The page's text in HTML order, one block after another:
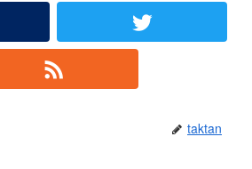
taktan